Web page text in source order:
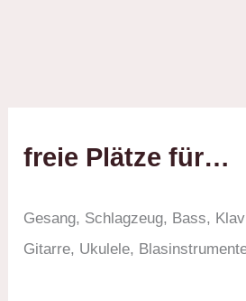
freie Plätze für…
Gesang, Schlagzeug, Bass,
Gitarre, Ukulele,